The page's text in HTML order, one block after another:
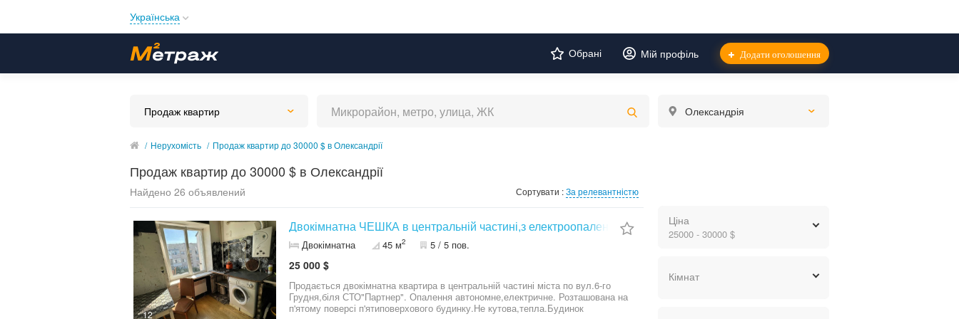
Українська
Українська
Обрані Мій профіль Додати оголошення
Продаж квартир Олександрія
/ Нерухомість / Продаж квартир до 30000 $ в Олександрії
Продаж квартир до 30000 $ в Олександрії
Найдено 26 объявлений Сортувати :За релевантністю
12
Двокімнатна ЧЕШКА в центральній частині,з електроопаленням
Двокімнатна 45 м2 5 / 5 пов.
25 000 $
Продається двокімнатна квартира в центральній частині міста по вул.6-го
Грудня,біля СТО"Партнер". Опалення автономне,електричне. Розташована на
п'ятому поверсі п'ятиповерхового будинку.Не кутова,тепла.Будинок
Ціна
25000 - 30000 $
Кімнат